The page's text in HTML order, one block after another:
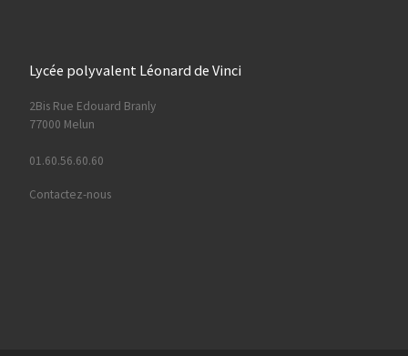
Lycée polyvalent Léonard de Vinci
2Bis Rue Edouard Branly
77000 Melun
01.60.56.60.60
Contactez-nous